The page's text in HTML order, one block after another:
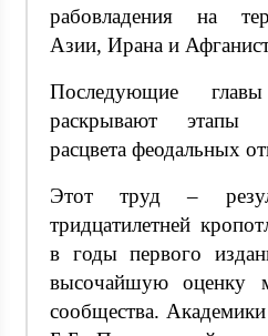
рабовладения на
Азии, Ирана и
Последующие главы
раскрывают этапы
расцвета феодальных
Этот труд –
тридцатилетней
в годы первого
высочайшую оценку
сообщества.